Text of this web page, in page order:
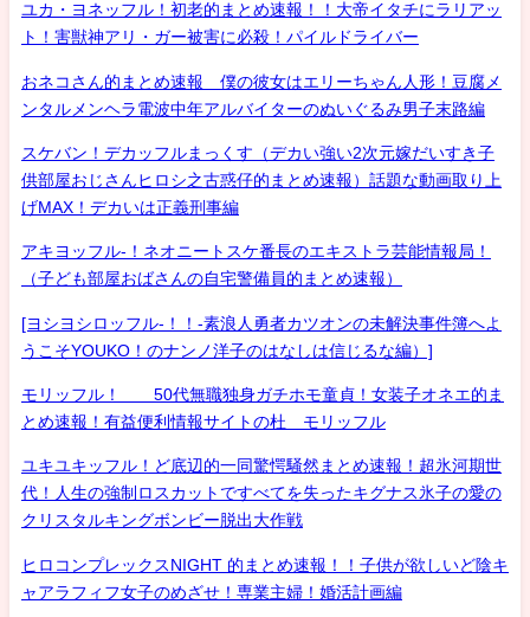
ユカ・ヨネッフル！初老的まとめ速報！！大帝イタチにラリアッ
ト！害獣神アリ・ガー被害に必殺！パイルドライバー
おネコさん的まとめ速報 僕の彼女はエリーちゃん人形！豆腐メ
ンタルメンヘラ電波中年アルバイターのぬいぐるみ男子末路編
スケバン！デカッフルまっくす（デカい強い2次元嫁だいすき子
供部屋おじさんヒロシ之古惑仔的まとめ速報）話題な動画取り上
げMAX！デカいは正義刑事編
アキヨッフル-！ネオニートスケ番長のエキストラ芸能情報局！
（子ども部屋おばさんの自宅警備員的まとめ速報）
[ヨシヨシロッフル-！！-素浪人勇者カツオンの未解決事件簿へよ
うこそYOUKO！のナンノ洋子のはなしは信じるな編）]
モリッフル！ 50代無職独身ガチホモ童貞！女装子オネエ的ま
とめ速報！有益便利情報サイトの杜 モリッフル
ユキユキッフル！ど底辺的一同驚愕騒然まとめ速報！超氷河期世
代！人生の強制ロスカットですべてを失ったキグナス氷子の愛の
クリスタルキングボンビー脱出大作戦
ヒロコンプレックスNIGHT 的まとめ速報！！子供が欲しいど陰キ
ャアラフィフ女子のめざせ！専業主婦！婚活計画編